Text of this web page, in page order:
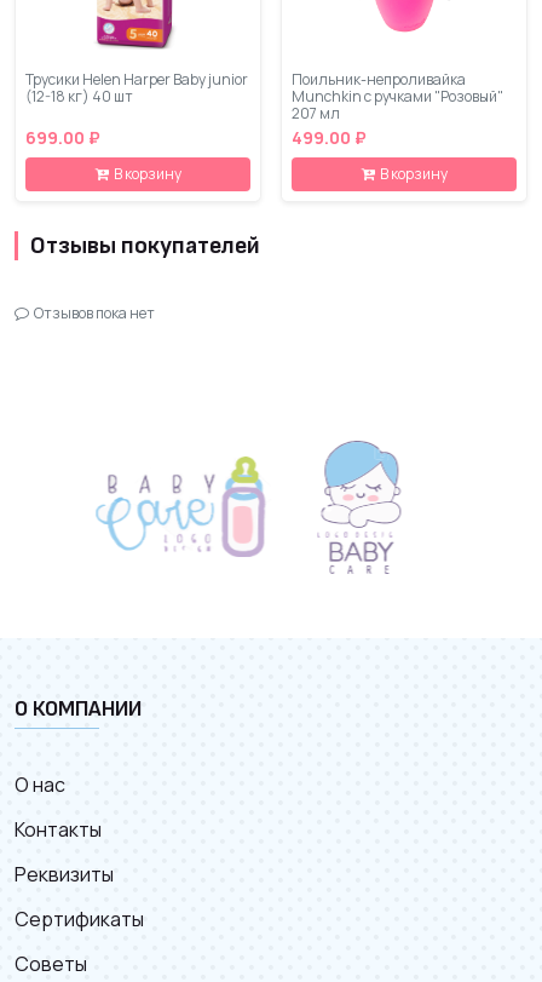
Трусики Helen Harper Baby junior
(12-18 кг) 40 шт
699.00 ₽
В корзину
Поильник-непроливайка
Munchkin с ручками "Розовый"
207 мл
499.00 ₽
В корзину
Отзывы покупателей
Отзывов пока нет
О КОМПАНИИ
О нас
Контакты
Реквизиты
Сертификаты
Советы